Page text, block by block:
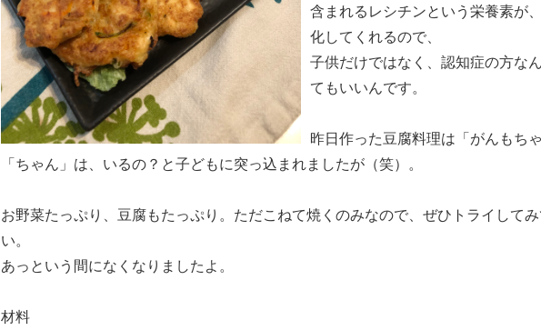
含まれるレシチンという栄養素が
化してくれるので、
子供だけではなく、認知症の方な
てもいいんです。
昨日作った豆腐料理は「がんもちゃ
「ちゃん」は、いるの？と子どもに突っ込まれましたが（笑）。
お野菜たっぷり、豆腐もたっぷり。ただこねて焼くのみなので、ぜひトライして
い。
あっという間になくなりましたよ。
材料